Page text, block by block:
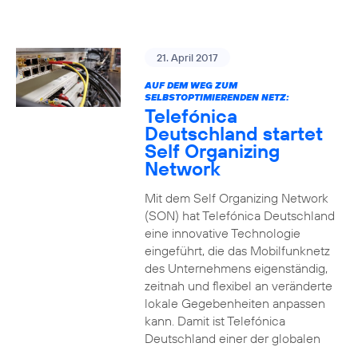
21. April 2017
AUF DEM WEG ZUM
SELBSTOPTIMIERENDEN NETZ:
Telefónica
Deutschland startet
Self Organizing
Network
Mit dem Self Organizing Network
(SON) hat Telefónica Deutschland
eine innovative Technologie
eingeführt, die das Mobilfunknetz
des Unternehmens eigenständig,
zeitnah und flexibel an veränderte
lokale Gegebenheiten anpassen
kann. Damit ist Telefónica
Deutschland einer der globalen